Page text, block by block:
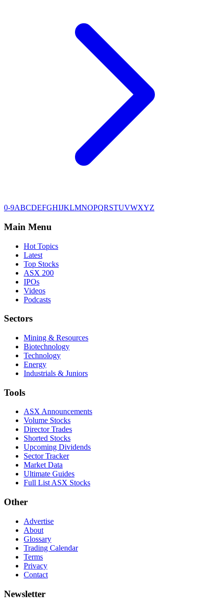
0-9ABCDEFGHIJKLMNOPQRSTUVWXYZ
Main Menu
Hot Topics
Latest
Top Stocks
ASX 200
IPOs
Videos
Podcasts
Sectors
Mining & Resources
Biotechnology
Technology
Energy
Industrials & Juniors
Tools
ASX Announcements
Volume Stocks
Director Trades
Shorted Stocks
Upcoming Dividends
Sector Tracker
Market Data
Ultimate Guides
Full List ASX Stocks
Other
Advertise
About
Glossary
Trading Calendar
Terms
Privacy
Contact
Newsletter